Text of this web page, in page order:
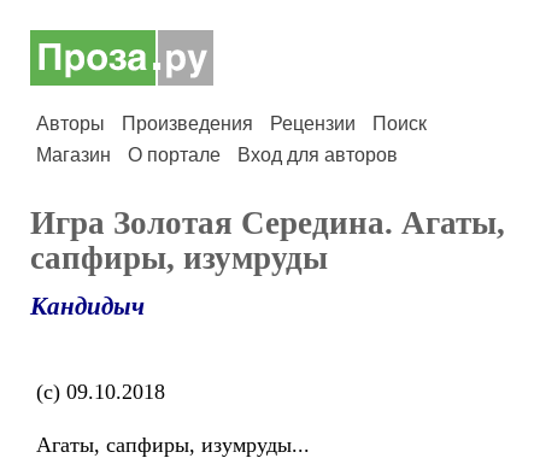
Авторы Произведения Рецензии
Поиск
Магазин
О портале Вход для авторов
Игра Золотая Середина. Агаты,
сапфиры, изумруды
Кандидыч
(с) 09.10.2018
Агаты, сапфиры, изумруды...